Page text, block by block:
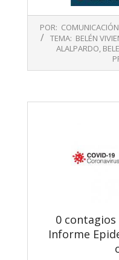
12-
POR: COMUNICACIÓN
TEMA: BELÉN
ALALPARDO,
0
Informe